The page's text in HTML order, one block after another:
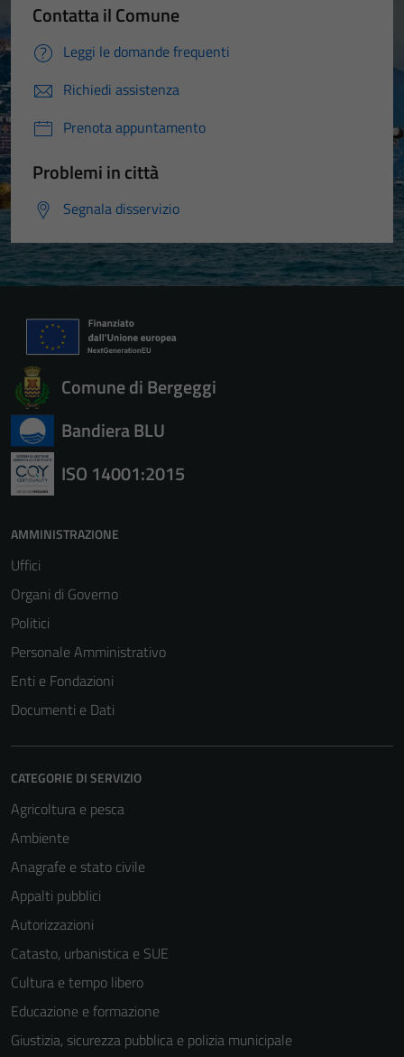
Contatta il Comune
Leggi le domande frequenti
Richiedi assistenza
Prenota appuntamento
Problemi in città
Segnala disservizio
Comune di Bergeggi
Bandiera BLU
ISO 14001:2015
AMMINISTRAZIONE
Uffici
Organi di Governo
Politici
Personale Amministrativo
Enti e Fondazioni
Documenti e Dati
CATEGORIE DI SERVIZIO
Agricoltura e pesca
Ambiente
Anagrafe e stato civile
Appalti pubblici
Autorizzazioni
Catasto, urbanistica e SUE
Cultura e tempo libero
Educazione e formazione
Giustizia, sicurezza pubblica e polizia municipale